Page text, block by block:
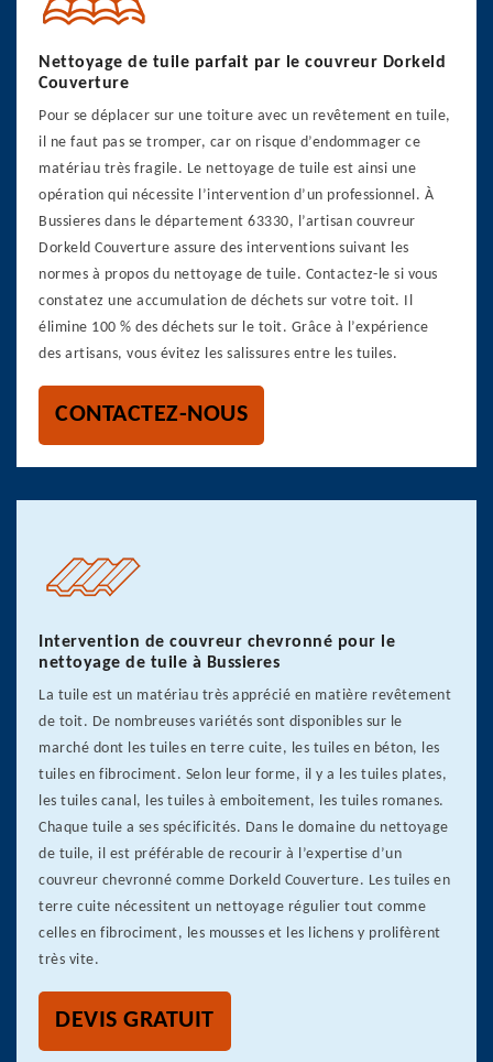
Nettoyage de tuile parfait par le couvreur Dorkeld
Couverture
Pour se déplacer sur une toiture avec un revêtement en tuile,
il ne faut pas se tromper, car on risque d’endommager ce
matériau très fragile. Le nettoyage de tuile est ainsi une
opération qui nécessite l’intervention d’un professionnel. À
Bussieres dans le département 63330, l’artisan couvreur
Dorkeld Couverture assure des interventions suivant les
normes à propos du nettoyage de tuile. Contactez-le si vous
constatez une accumulation de déchets sur votre toit. Il
élimine 100 % des déchets sur le toit. Grâce à l’expérience
des artisans, vous évitez les salissures entre les tuiles.
CONTACTEZ-NOUS
Intervention de couvreur chevronné pour le
nettoyage de tuile à Bussieres
La tuile est un matériau très apprécié en matière revêtement
de toit. De nombreuses variétés sont disponibles sur le
marché dont les tuiles en terre cuite, les tuiles en béton, les
tuiles en fibrociment. Selon leur forme, il y a les tuiles plates,
les tuiles canal, les tuiles à emboitement, les tuiles romanes.
Chaque tuile a ses spécificités. Dans le domaine du nettoyage
de tuile, il est préférable de recourir à l’expertise d’un
couvreur chevronné comme Dorkeld Couverture. Les tuiles en
terre cuite nécessitent un nettoyage régulier tout comme
celles en fibrociment, les mousses et les lichens y prolifèrent
très vite.
DEVIS GRATUIT